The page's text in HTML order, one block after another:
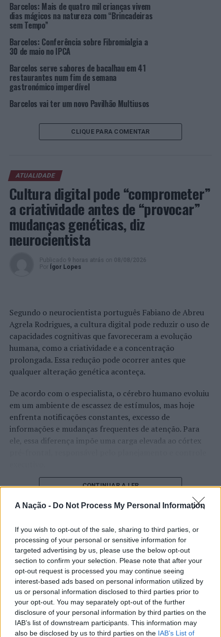
A Nação - Do Not Process My Personal Information
If you wish to opt-out of the sale, sharing to third parties, or
processing of your personal or sensitive information for
targeted advertising by us, please use the below opt-out
section to confirm your selection. Please note that after your
opt-out request is processed you may continue seeing
interest-based ads based on personal information utilized by
us or personal information disclosed to third parties prior to
your opt-out. You may separately opt-out of the further
disclosure of your personal information by third parties on the
IAB’s list of downstream participants. This information may
also be disclosed by us to third parties on the IAB’s List of
apresentado o Plano Municipal para a Igualdade e Não
Discriminação do Município de Barcelos 2022-2027, pelo
Ribeiro, pela chefe da Divisão de Ação Social e Saúde da
Câmara Municipal de Barcelos, Anabela Pimenta, pela
coordenadora-geral do GASC, Célia Barbosa, e por Maria
Anita Santos, docente no ISMAI.
CMB.
No dia 25 de outubro, decorre a iniciativa “Degraus para
CIG e a Associação Animar, dinamizada pela artista
Irene Pedras com a participação das turmas de
Design
Gráfico e Fotografia da Escola de Tecnologia e Gestão
(ETG) de Barcelos.
CMB.
No dia 26, entre as 14h30 e as 16h00, tem lugar na
Castro, da Associação Plano i para a Igualdade e
Inclusão, ministra uma ação de sensibilização online
para professores do 2º e 3º ciclos, subordinada ao tema
“Educar para a Igualdade de Género: ensinar a igualdade
aos jovens”, entre as 17h30 e as 18h30. As inscrições
terminam a 24 de outubro, e podem ser efetuadas
Com a aprovação do Plano Municipal para a Igualdade e
Não Discriminação 2022-2027, Barcelos comprova o seu
empenho na construção de uma sociedade mais
igualitária e justa através da promoção de políticas de
desenvolvimento social local.
Este ano, o Município de Barcelos foi distinguido com o
prémio Viver em Igualdade 2022-2023, uma iniciativa
Igualdade de Género (CIG), no âmbito da Estratégia
Nacional para a Igualdade e a Não Discriminação
(ENIND) – Portugal + Igual que distingue e reconhece as
Autarquias com boas-práticas na integração da
dimensão da Igualdade de Género, Cidadania e Não
Discriminação.
Imagens: CMB.
Barcelos: Mais de quatro mil crianças vivem
dias mágicos na natureza com “Brincadeiras
sem Tempo”
Barcelos: Conferência sobre Fibromialgia a
30 de maio no IPCA
Barcelos serve sabores de bacalhau em 41
restaurantes num fim de semana
gastronómico imperdível
Barcelos vai ter um novo Pavilhão Multiusos
CLIQUE PARA COMENTAR
ATUALIDADE
Cultura digital pode “comprometer”
a criatividade antes de “provocar”
mudanças genéticas, diz
neurocientista
Publicado 9 horas atrás on 08/08/2026
Por
Ígor Lopes
Segundo o neurocientista português Fabiano de Abreu
Agrela Rodrigues, a cultura digital pode reduzir o uso de
capacidades cognitivas que favoreceram a evolução
humana, como a criatividade e a concentração
prolongada. Essa redução pode ocorrer antes que
qualquer alteração genética aconteça.
De acordo com o especialista, o cérebro humano evoluiu
em um ambiente de escassez de estímulos, mas hoje
enfrenta notificações constantes, excesso de
informações e mudanças frequentes de atenção. Para
ele, essa diferença impõe uma carga elevada ao córtex
O pesquisador afirma que plataformas digitais também
estimulam continuamente o sistema de recompensa do
cérebro, favorecendo a fadiga mental, a dificuldade de
tarefas inacabadas permanecem ativas na memória e
aumentam a sensação de sobrecarga, enquanto o stress
prolongado pode elevar os níveis de cortisol e
prejudicar o desempenho cognitivo.
Fabiano de Abreu Agrela Rodrigues ressalta que não há
evidências de que o ambiente digital provoque mudanças
genéticas na espécie humana. A adaptação observada,
afirma, ocorre por meio da neuroplasticidade, processo
CONTINUAR A LER
ATUALIDADE
“Millennium Estoril Open 2026”
regressou ao circuito ATP com
vitória do francês Luca Van Assche
Publicado
07/08/2026
Por Ígor Lopes